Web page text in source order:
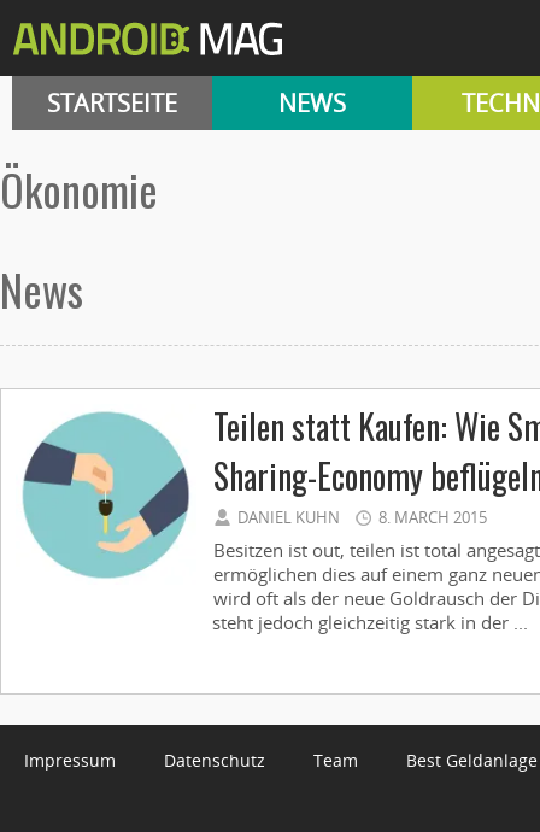
STARTSEITE NEWS
Ökonomie
News
Teilen statt Kaufen: Wie
Sharing-Economy
DANIEL KUHN 8. MARCH 2015
Besitzen ist out, teilen ist total
ermöglichen dies auf einem ganz
wird oft als der neue Goldrausch der
steht jedoch gleichzeitig stark in der ...
Impressum Datenschutz Team Best Geldanlage